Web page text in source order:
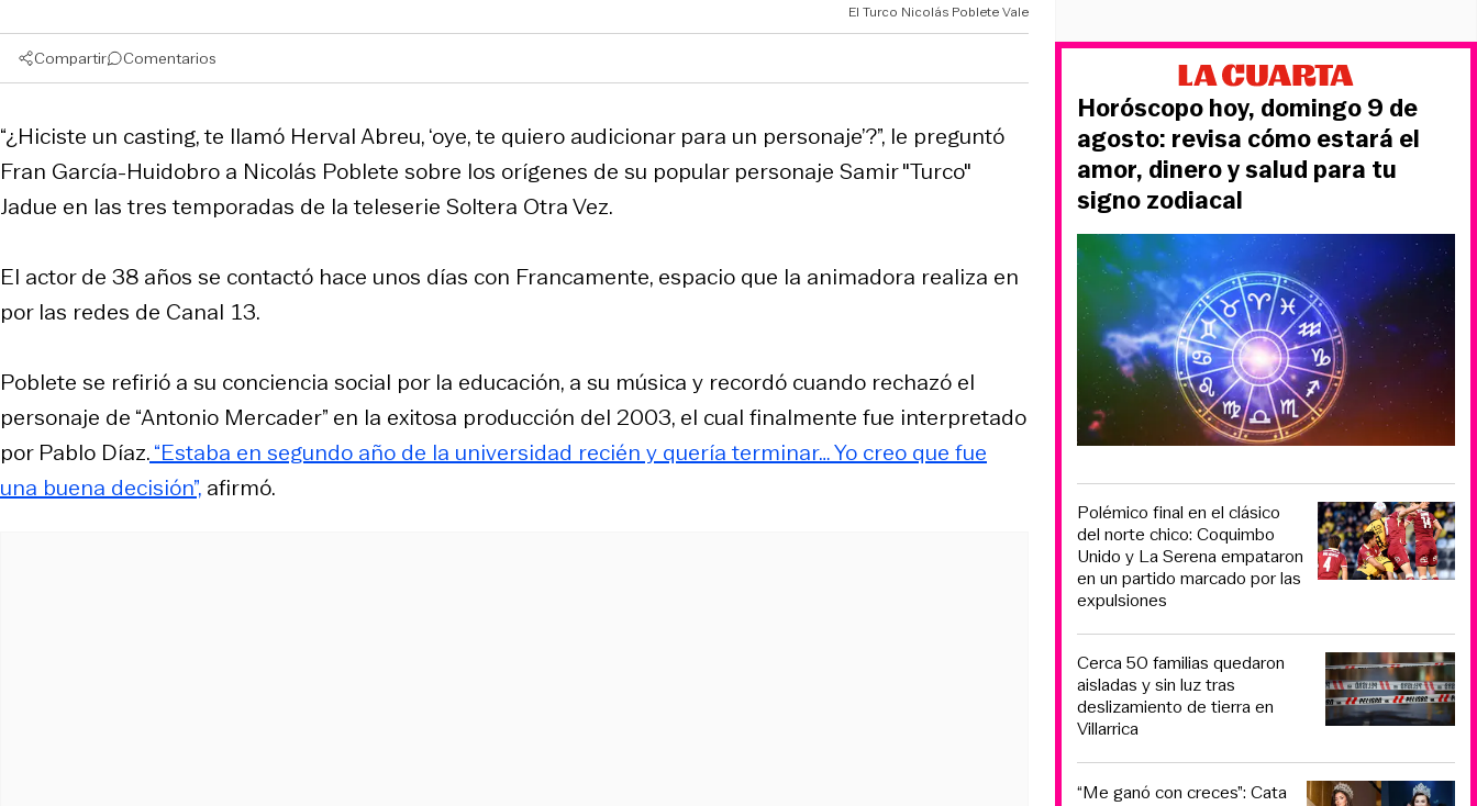
El Turco Nicolás Poblete Vale
Compartir Comentarios
“¿Hiciste un casting, te llamó Herval Abreu, ‘oye, te quiero audicionar para un personaje’?”, le preguntó
Fran García-Huidobro a Nicolás Poblete sobre los orígenes de su popular personaje Samir "Turco"
Jadue en las tres temporadas de la teleserie Soltera Otra Vez.
El actor de 38 años se contactó hace unos días con Francamente, espacio que la animadora realiza en
por las redes de Canal 13.
Poblete se refirió a su conciencia social por la educación, a su música y recordó cuando rechazó el
personaje de “Antonio Mercader” en la exitosa producción del 2003, el cual finalmente fue interpretado
por Pablo Díaz.“Estaba en segundo año de la universidad recién y quería terminar… Yo creo que fue
una buena decisión”, afirmó.
Horóscopo hoy, domingo 9 de
agosto: revisa cómo estará el
amor, dinero y salud para tu
signo zodiacal
Polémico final en el clásico
del norte chico: Coquimbo
Unido y La Serena empataron
en un partido marcado por las
expulsiones
Cerca 50 familias quedaron
aisladas y sin luz tras
deslizamiento de tierra en
Villarrica
“Me ganó con creces”: Cata